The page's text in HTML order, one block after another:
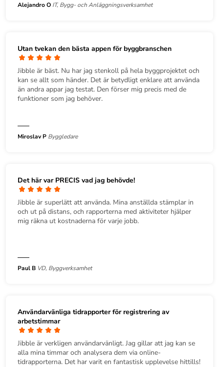
Alejandro O IT, Bygg- och Anläggningsverksamhet
Utan tvekan den bästa appen för byggbranschen
Jibble är bäst. Nu har jag stenkoll på hela byggprojektet och
kan se allt som händer. Det är betydligt enklare att använda
än andra appar jag testat. Den förser mig precis med de
funktioner som jag behöver.
Miroslav P Byggledare
Det här var PRECIS vad jag behövde!
Jibble är superlätt att använda. Mina anställda stämplar in
och ut på distans, och rapporterna med aktiviteter hjälper
mig räkna ut kostnaderna för varje jobb.
Paul B VD, Byggverksamhet
Användarvänliga tidrapporter för registrering av
arbetstimmar
Jibble är verkligen användarvänligt. Jag gillar att jag kan se
alla mina timmar och analysera dem via online-
tidrapporterna. Det har varit en fantastisk upplevelse hittills!